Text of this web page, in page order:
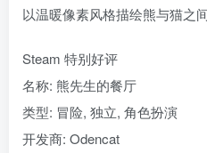
以温暖像素风格描绘熊与猫之
Steam 特别好评
名称: 熊先生的餐厅
类型: 冒险, 独立, 角色扮演
开发商: Odencat